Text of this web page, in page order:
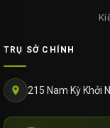
TRỤ SỞ CHÍNH
215 Nam Kỳ Khởi